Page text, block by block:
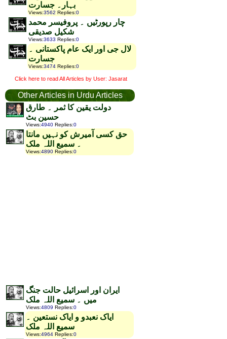
بہار۔ جسارت
Views:3562 Replies:0
چار رپورٹیں ۔ پروفیسر محمد
شکیل صدیقی
Views:3633 Replies:0
لال جی اور ایک عام پاکستانی ۔
جسارت
Views:3474 Replies:0
Click here to read All Articles by User: Jasarat
Other Articles in Urdu Articles
دولت یقین کا ثمر ۔ طارق
حسین بٹ
Views:4940 Replies:0
حق کسی آمیرش کو نہیں مانتا
۔ سمیع اللہ ملک
Views:4890 Replies:0
ایران اور اسرائیل حالت جنگ
میں ۔ سمیع اللہ ملک
Views:4809 Replies:0
ایاک نعبدو و ایاک نستعین ۔
سمیع اللہ ملک
Views:4964 Replies:0